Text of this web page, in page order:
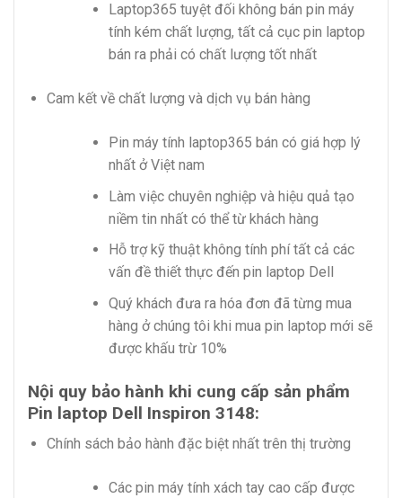
Laptop365 tuyệt đối không bán pin máy
tính kém chất lượng, tất cả cục pin laptop
bán ra phải có chất lượng tốt nhất
Cam kết về chất lượng và dịch vụ bán hàng
Pin máy tính laptop365 bán có giá hợp lý
nhất ở Việt nam
Làm việc chuyên nghiệp và hiệu quả tạo
niềm tin nhất có thể từ khách hàng
Hỗ trợ kỹ thuật không tính phí tất cả các
vấn đề thiết thực đến pin laptop Dell
Quý khách đưa ra hóa đơn đã từng mua
hàng ở chúng tôi khi mua pin laptop mới sẽ
được khấu trừ 10%
Nội quy bảo hành khi cung cấp sản phẩm
Pin laptop Dell Inspiron 3148:
Chính sách bảo hành đặc biệt nhất trên thị trường
Các pin máy tính xách tay cao cấp được